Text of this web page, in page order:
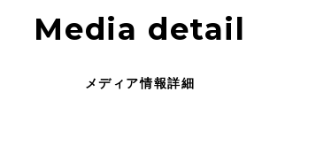
Media detail
メディア情報詳細